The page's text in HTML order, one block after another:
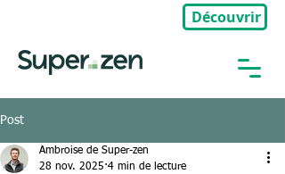
Découvrir
Post
Ambroise de Super-zen
28 nov. 2025 4 min de lecture